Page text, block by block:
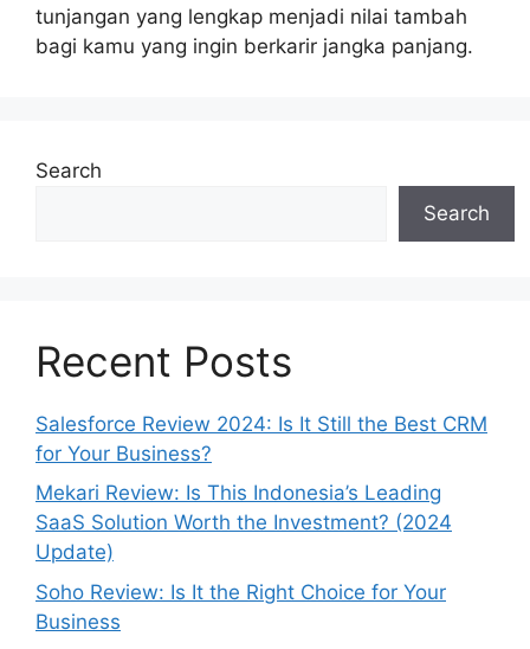
tunjangan yang lengkap menjadi nilai tambah
bagi kamu yang ingin berkarir jangka panjang.
Search
Search
Recent Posts
Salesforce Review 2024: Is It Still the Best CRM
for Your Business?
Mekari Review: Is This Indonesia’s Leading
SaaS Solution Worth the Investment? (2024
Update)
Soho Review: Is It the Right Choice for Your
Business